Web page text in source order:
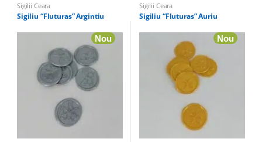
Sigilii Ceara
Sigiliu “Fluturas” Argintiu
Nou
Sigilii Ceara
Sigiliu “Fluturas” Auriu
Nou